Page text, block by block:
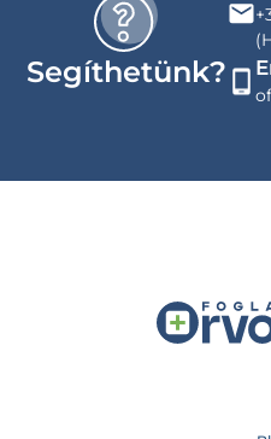
Segíthetünk?